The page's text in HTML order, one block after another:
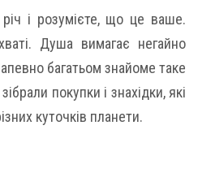
і розумієте, що це ваше.
Душа вимагає негайно
багатьом знайоме таке
покупки і знахідки, які
куточків планети.